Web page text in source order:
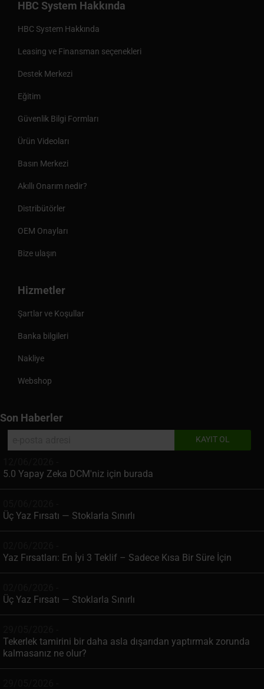
HBC System Hakkında
HBC System Hakkında
Leasing ve Finansman seçenekleri
Destek Merkezi
Eğitim
Güvenlik Bilgi Formları
Ürün Videoları
Basın Merkezi
Akıllı Onarım nedir?
Distribütörler
OEM Onayları
Bize ulaşın
Hizmetler
Şartlar ve Koşullar
Banka bilgileri
Nakliye
Webshop
Son Haberler
5.0 Yapay Zeka DCM'niz için burada
Üç Yaz Fırsatı — Stoklarla Sınırlı
Yaz Fırsatları: En İyi 3 Teklif – Sadece Kısa Bir Süre İçin
Üç Yaz Fırsatı — Stoklarla Sınırlı
Tekerlek tamirini bir daha asla dışarıdan yaptırmak zorunda
kalmasanız ne olur?